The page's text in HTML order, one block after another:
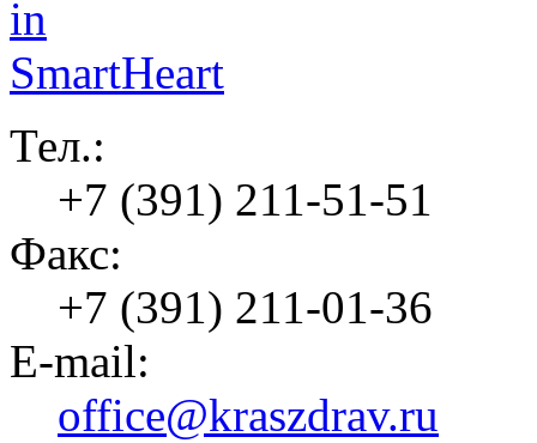
Тел.:
+7 (391) 211-51-51
Факс:
+7 (391) 211-01-36
E-mail:
office@kraszdrav.ru